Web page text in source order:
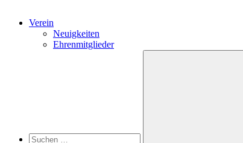
Verein
Neuigkeiten
Ehrenmitglieder